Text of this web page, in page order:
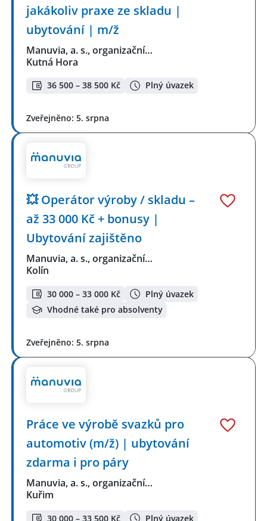
jakákoliv praxe ze skladu |
ubytování | m/ž
Manuvia, a. s., organizační…
Kutná Hora
36 500 – 38 500 Kč Plný úvazek
Zveřejněno: 5. srpna
💥 Operátor výroby / skladu –
až 33 000 Kč + bonusy |
Ubytování zajištěno
Manuvia, a. s., organizační…
Kolín
30 000 – 33 000 Kč
Plný úvazek
Vhodné také pro absolventy
Zveřejněno: 5. srpna
Práce ve výrobě svazků pro
automotiv (m/ž) | ubytování
zdarma i pro páry
Manuvia, a. s., organizační…
Kuřim
30 000 – 33 500 Kč Plný úvazek